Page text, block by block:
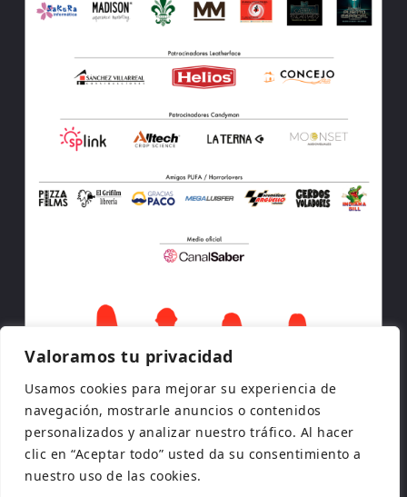
Valoramos tu privacidad
Usamos cookies para mejorar su experiencia de
navegación, mostrarle anuncios o contenidos
personalizados y analizar nuestro tráfico. Al hacer
clic en “Aceptar todo” usted da su consentimiento a
nuestro uso de las cookies.